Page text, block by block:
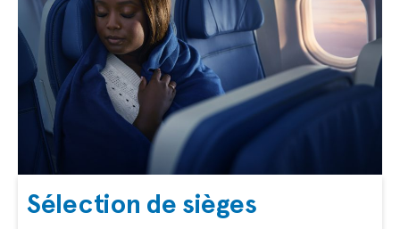
Sélection de sièges